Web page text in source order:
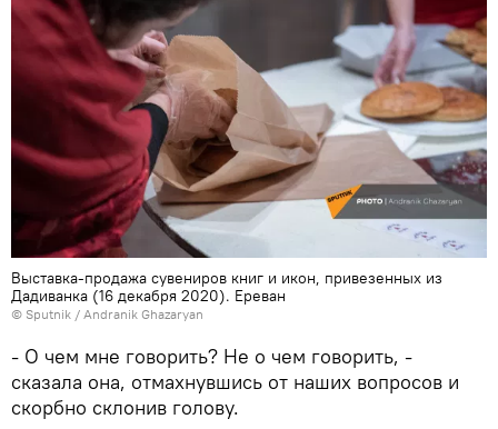
Выставка-продажа сувениров книг и икон, привезенных из
Дадиванка (16 декабря 2020). Еревaн
© Sputnik / Andranik Ghazaryan
- О чем мне говорить? Не о чем говорить, -
сказала она, отмахнувшись от наших вопросов и
скорбно склонив голову.